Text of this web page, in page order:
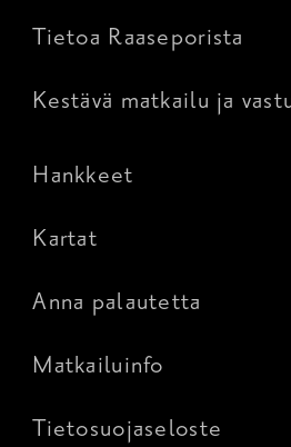
Tietoa Raaseporista
Kestävä matkailu ja
Hankkeet
Kartat
Anna palautetta
Matkailuinfo
Tietosuojaseloste